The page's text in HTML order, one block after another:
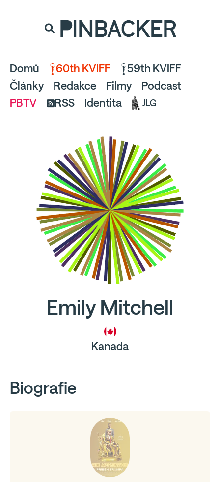
a pusťte se do čtení.
PINBACKER
Domů 60th KVIFF
59th KVIFF
Články
Redakce Filmy
Podcast
PBTV
RSS Identita JLG
Emily Mitchell
Kanada
Biografie